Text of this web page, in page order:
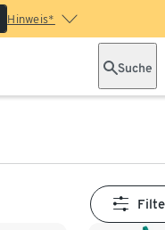
Hinweis*
Suche